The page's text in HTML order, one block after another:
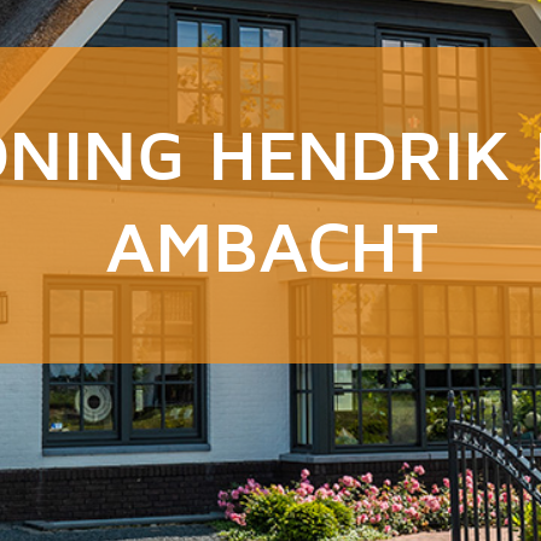
HENDRIK
AMBACHT